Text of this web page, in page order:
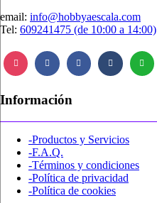
email: info@hobbyaescala.com
Tel: 609241475 (de 10:00 a 14:00)
Información
-Productos y Servicios
-F.A.Q.
-Términos y condiciones
-Política de privacidad
-Política de cookies